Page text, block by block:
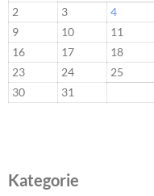
2
3 4
9
10 11
16
17 18
23
24 25
30
31
Kategorie